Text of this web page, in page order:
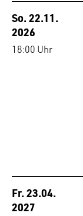
So. 22.11.
2026
18:00 Uhr
Fr. 23.04.
2027